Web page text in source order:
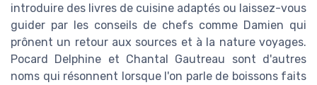
introduire des livres de cuisine adaptés ou laissez-vous
guider par les conseils de chefs comme Damien qui
prônent un retour aux sources et à la nature voyages.
Pocard Delphine et Chantal Gautreau sont d'autres
noms qui résonnent lorsque l'on parle de boissons faits